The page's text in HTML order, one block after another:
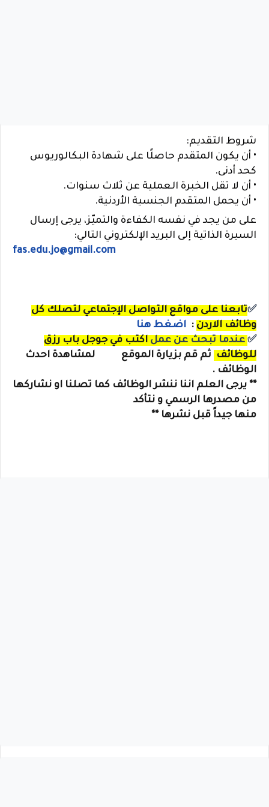
شروط التقديم:
• أن يكون المتقدم حاصلًا على شهادة البكالوريوس
كحد أدنى.
• أن لا تقل الخبرة العملية عن ثلاث سنوات.
• أن يحمل المتقدم الجنسية الأردنية.
على من يجد في نفسه الكفاءة والتميّز، يرجى إرسال
السيرة الذاتية إلى البريد الإلكتروني التالي:
fas.edu.jo@gmail.com
✅تابعنا على مواقع التواصل الإجتماعي لتصلك كل
وظائف الاردن : اضغط هنا
✅ عندما تبحث عن عمل اكتب في جوجل باب رزق
للوظائف
ثم قم بزيارة الموقع لمشاهدة احدث
الوظائف .
** يرجى العلم اننا ننشر الوظائف كما تصلنا او نشاركها
من مصدرها الرسمي و نتأكد
منها جيداً قبل نشرها **